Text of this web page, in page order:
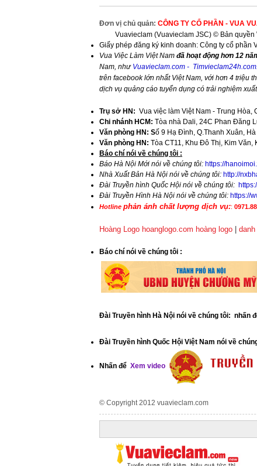
Đơn vị chủ quản: CÔNG TY CỔ PHẦN - VUA
Vuavieclam (Vuavieclam JSC) © Bản quyền
Giấy phép đăng ký kinh doanh: Công ty cổ phần
Vua Việc Làm Việt Nam đã hoạt động hơn 12
Nam, như Vuavieclam.com -
trên facebook lớn nhất Việt Nam, với hơn 4 triệu
dịch vụ quảng cáo tuyển dụng có trải nghiệm
Trụ sở HN: Vua việc làm Việt Nam - Trung Hòa,
Chi nhánh HCM: Tòa nhà Dali, 24C Phan Đăng
Văn phòng HN: Số 9 Hạ Đình, Q.Thanh Xuân, Hà
Văn phòng HN: Tòa CT11, Khu Đô Thị, Kim Văn,
​Báo chí nói về chúng tôi :
Báo Hà Nội Mới nói về chúng tôi: https://
Nhà Xuất Bản Hà Nội nói về chúng tôi: http://
Đài Truyền hình Quốc Hội nói về chúng tôi:
Đài Truyền Hình Hà Nội nói về chúng tôi: https://
Hotline phản ánh chất lượng dịch vụ::
Hoàng Logo hoanglogo.com hoàng logo
​Báo chí nói về chúng tôi :
Đài Truyền hình Hà Nội nói về chúng tôi: nhấn
Đài Truyền hình Quốc Hội Việt Nam nói về
Nhấn để Xem video
© Copyright 2012 vuavieclam.com